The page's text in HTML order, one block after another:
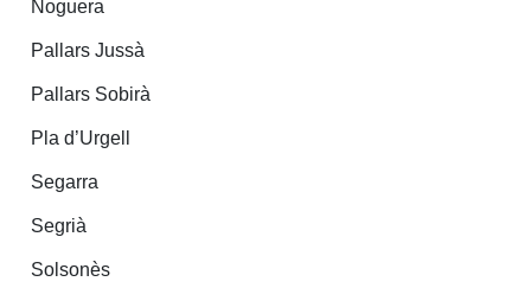
Noguera
Pallars Jussà
Pallars Sobirà
Pla d’Urgell
Segarra
Segrià
Solsonès